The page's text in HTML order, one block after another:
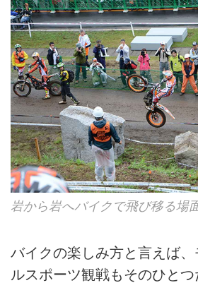
岩から岩へバイクで飛び移る場
バイクの楽しみ方と言えば、
ルスポーツ観戦もそのひと